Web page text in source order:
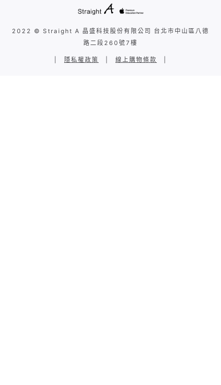
2022 © Straight A 晶盛科技股份有限公司 台北市中山區八德
路二段260號7樓
隱私權政策 線上購物條款